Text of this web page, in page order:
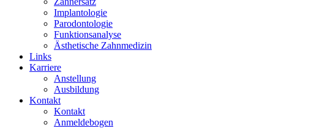
Implantologie
Parodontologie
Funktionsanalyse
Ästhetische Zahnmedizin
Links
Karriere
Anstellung
Ausbildung
Kontakt
Kontakt
Anmeldebogen